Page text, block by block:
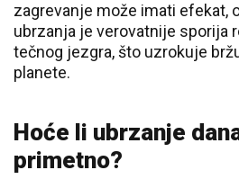
zagrevanje može imati efekat,
ubrzanja je verovatnije sporija
tečnog jezgra, što uzrokuje
planete.
Hoće li ubrzanje
primetno?